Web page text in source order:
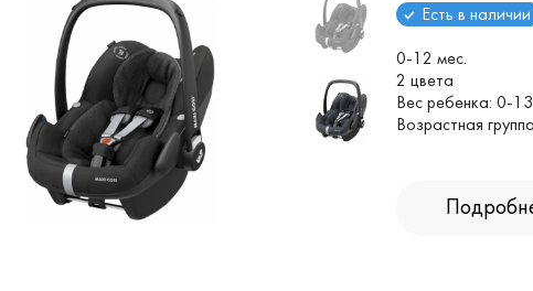
Есть в наличии
0-12 мес.
2 цвета
Вес ребенка: 0-13
Возрастная